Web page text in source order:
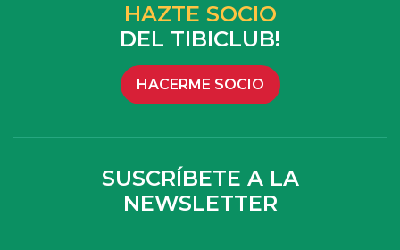
HAZTE SOCIO
DEL TIBICLUB!
HACERME SOCIO
SUSCRÍBETE A LA
NEWSLETTER